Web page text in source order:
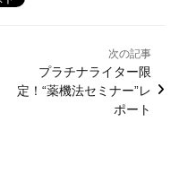
次の記事
プラチナライター限
定！“薬機法セミナー”レ
ポート